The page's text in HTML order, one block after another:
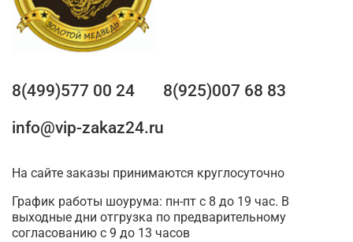
8(499)577 00 24
8(925)007 68 83
info@vip-zakaz24.ru
На сайте заказы принимаются круглосуточно
График работы шоурума: пн-пт с 8 до 19 час. В
выходные дни отгрузка по предварительному
согласованию с 9 до 13 часов